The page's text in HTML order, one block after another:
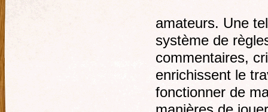
amateurs. Une
système de
commentaires,
enrichissent le
fonctionner de